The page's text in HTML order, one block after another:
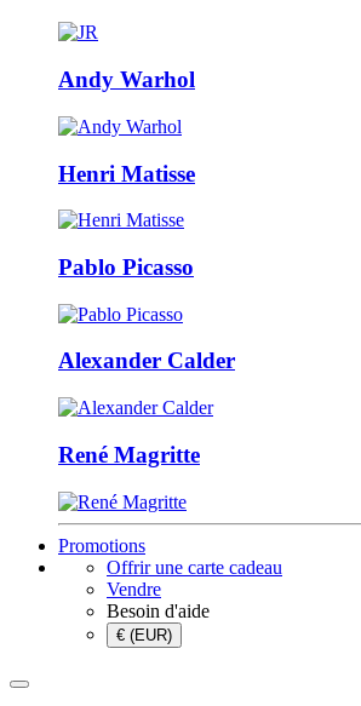
Andy Warhol
Henri Matisse
Pablo Picasso
Alexander Calder
René Magritte
Promotions
Offrir une carte cadeau
Vendre
Besoin d'aide
€ (EUR)